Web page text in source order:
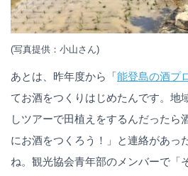
(写真提供：小山さん)
あとは、昨年度から「能登島の酒プ
てお酒をつくりはじめたんです。地
しツアーで田植えをするんだったら
にお酒をつくろう！」と連絡があっ
ね。観光協会青年部のメンバーで「